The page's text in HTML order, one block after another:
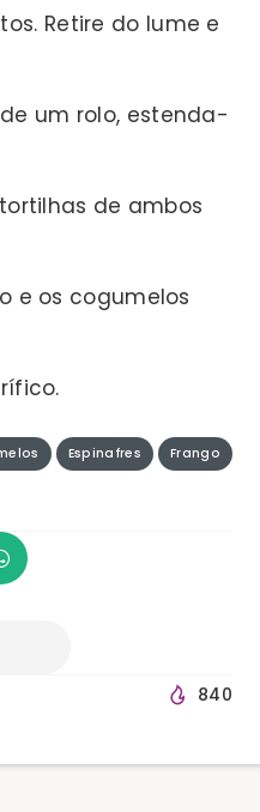
Retire do lume e
um rolo, estenda-
de ambos
e os cogumelos
Espinafres Frango
840